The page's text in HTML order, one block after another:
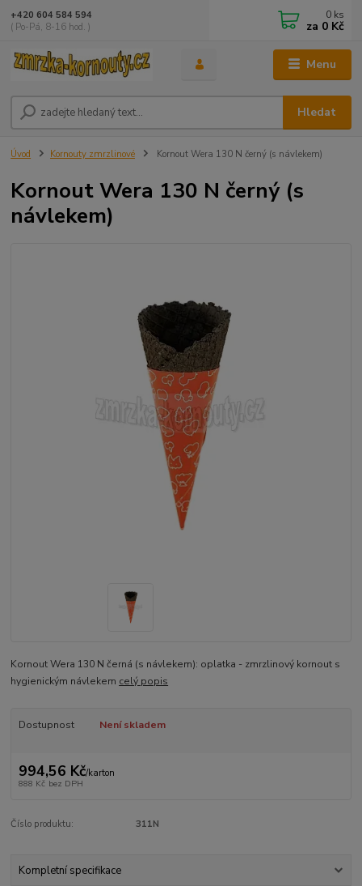
Menu
Hledat
+420 604 584 594
( Po-Pá, 8-16 hod. )
0 ks
za 0 Kč
Úvod Kornouty zmrzlinové Kornout Wera 130 N černý (s návlekem)
Kornout Wera 130 N černý (s
návlekem)
Kornout Wera 130 N černá (s návlekem): oplatka - zmrzlinový kornout s
hygienickým návlekem celý popis
Dostupnost Není skladem
994,56 Kč/karton
888 Kč bez DPH
Číslo produktu: 311N
Kompletní specifikace